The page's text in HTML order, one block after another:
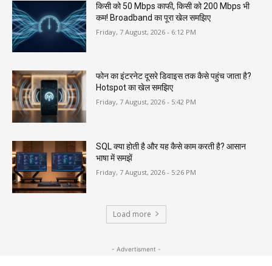
किसी को 50 Mbps काफी, किसी को 200 Mbps भी
कम! Broadband का पूरा खेल समझिए
Friday, 7 August, 2026 - 6:12 PM
फोन का इंटरनेट दूसरे डिवाइस तक कैसे पहुंच जाता है?
Hotspot का खेल समझिए
Friday, 7 August, 2026 - 5:42 PM
SQL क्या होती है और यह कैसे काम करती है? आसान
भाषा में समझें
Friday, 7 August, 2026 - 5:26 PM
Load more
- Advertisment -